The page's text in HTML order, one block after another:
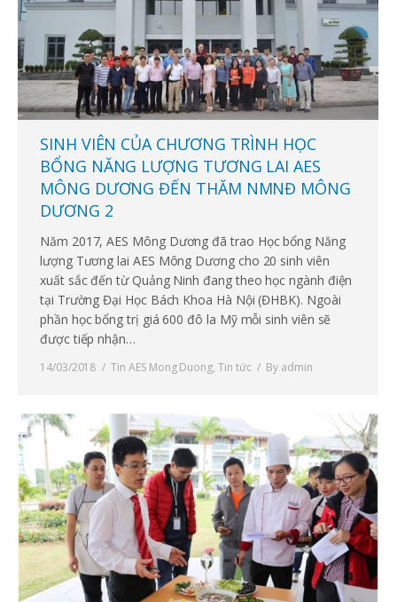
SINH VIÊN CỦA CHƯƠNG TRÌNH HỌC
BỔNG NĂNG LƯỢNG TƯƠNG LAI AES
MÔNG DƯƠNG ĐẾN THĂM NMNĐ MÔNG
DƯƠNG 2
Năm 2017, AES Mông Dương đã trao Học bổng Năng
lượng Tương lai AES Mông Dương cho 20 sinh viên
xuất sắc đến từ Quảng Ninh đang theo học ngành điện
tại Trường Đại Học Bách Khoa Hà Nội (ĐHBK). Ngoài
phần học bổng trị giá 600 đô la Mỹ mỗi sinh viên sẽ
được tiếp nhận…
14/03/2018 Tin AES Mong Duong, Tin tức By admin